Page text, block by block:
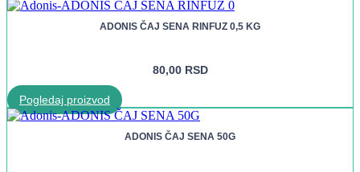
ADONIS ČAJ SENA RINFUZ 0,5 KG
80,00 RSD
Pogledaj proizvod
ADONIS ČAJ SENA 50G